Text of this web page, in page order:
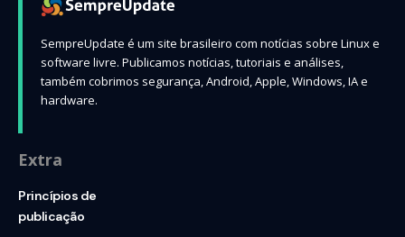
SempreUpdate é um site brasileiro com notícias sobre Linux e
software livre. Publicamos notícias, tutoriais e análises,
também cobrimos segurança, Android, Apple, Windows, IA e
hardware.
Extra
Princípios de
publicação